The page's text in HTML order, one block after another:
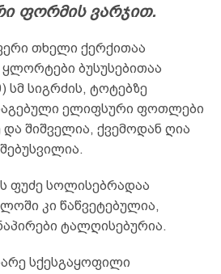
ფორმის ვარჯით.
თხელი ქერქითაა
ბუსუსებითაა
სმ სიგრძის, ტოტებზე
ელიფსური ფოთლები
და შიშველია, ქვემოდან ღია
სოლისებრადაა
კი წაწვეტებულია,
ტალღისებურია.
სქესგაყოფილი